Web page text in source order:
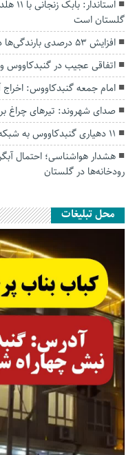
گلستان است
افزایش ۵۳ درصدی بارندگی‌ها در گلستان
اتفاقی عجیب در‌ گنبدکاووس
امام جمعه گنبدکاووس:
صدای شهروند: تیرهای چراغ
۱۱ دهیاری گنبدکاووس به شبکه حفاظت مردمی منابع طبیعی پیوستند
هشدار هواشناسی؛ احتمال
رودخانه‌ها در گلستان
محل تبلیغات